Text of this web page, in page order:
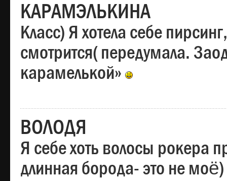
КАРАМЭЛЬКИНА
Класс) Я хотела себе
смотрится( передумала.
карамелькой»
ВОЛОДЯ
Я себе хоть волосы рокера
длинная борода- это не моё)